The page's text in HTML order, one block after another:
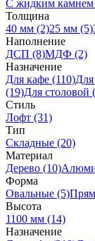
C жидким камнем
Толщина
40 мм (2)25 мм (5)
Наполнение
ДСП (8)МДФ (2)
Назначение
Для кафе (110)Для
(19)Для столовой
Стиль
Лофт (31)
Тип
Складные (20)
Материал
Дерево (10)
Форма
Овальные (5)
Высота
1100 мм (14)
Назначение